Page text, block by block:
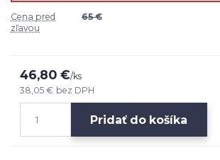
Cena pred
zľavou
65 €
46,80 €/ks
38,05 € bez DPH
Pridať do košíka